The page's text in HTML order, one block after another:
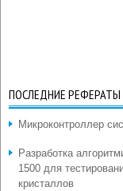
ПОСЛЕДНИЕ РЕФЕРАТЫ
Микроконтроллер
Разработка
1500 для
кристаллов